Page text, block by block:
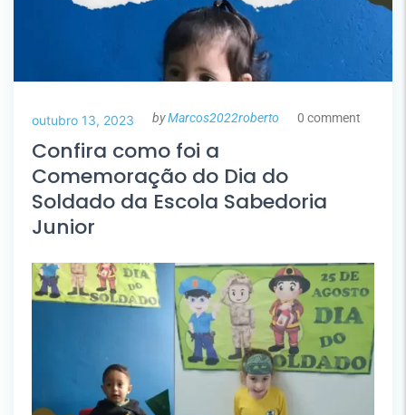
outubro 13, 2023 byMarcos2022roberto 0 comment
Confira como foi a
Comemoração do Dia do
Soldado da Escola Sabedoria
Junior